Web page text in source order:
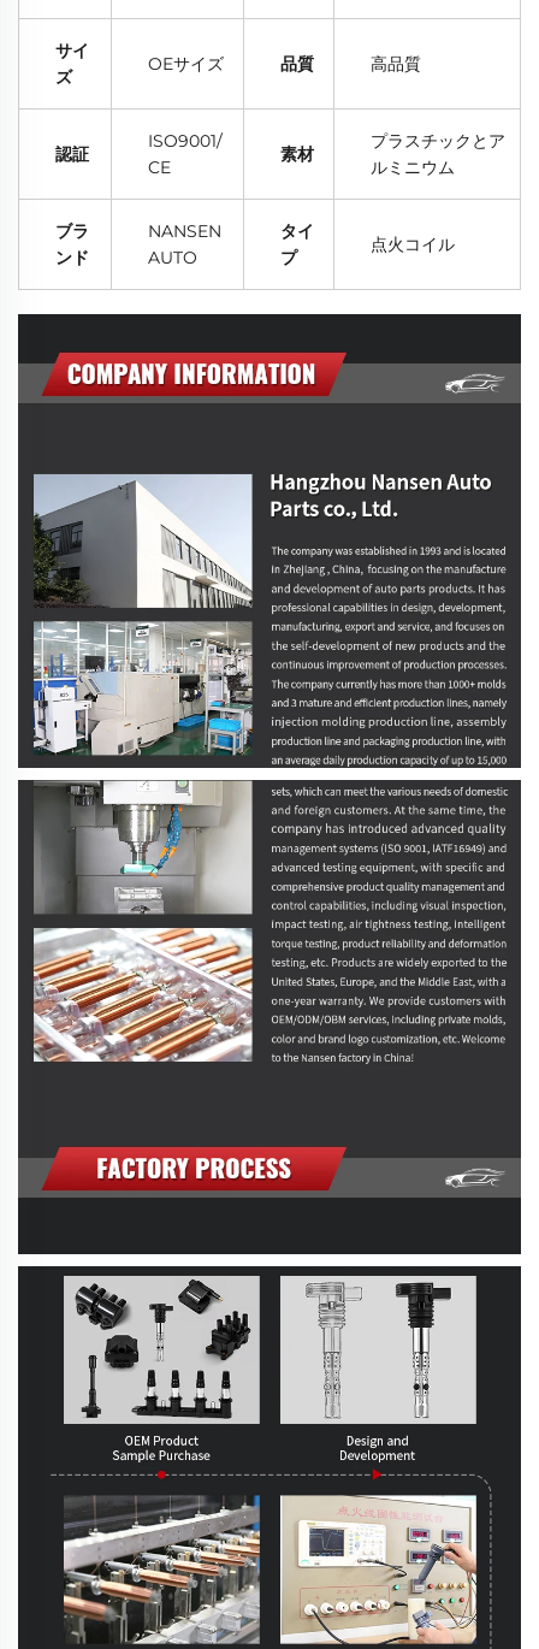
サイ
ズ
OEサイズ 品質 高品質
認証
ISO9001/
CE
素材
プラスチックとア
ルミニウム
ブラ
ンド
NANSEN
AUTO
タイ
プ
点火コイル